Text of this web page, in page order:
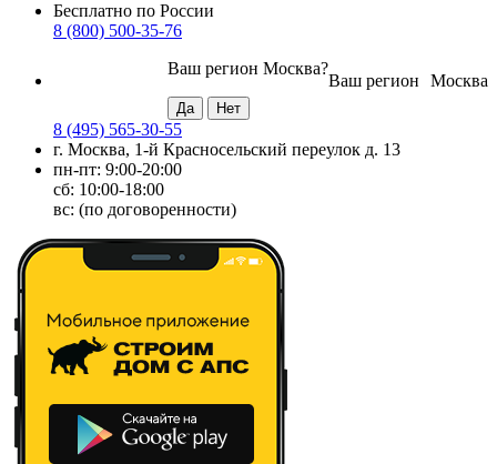
Бесплатно по России
8 (800) 500-35-76
Москва
Ваш регион
Ваш регион Москва?
8 (495) 565-30-55
г. Москва, 1-й Красносельский переулок д. 13
пн-пт: 9:00-20:00
сб: 10:00-18:00
вс: (по договоренности)